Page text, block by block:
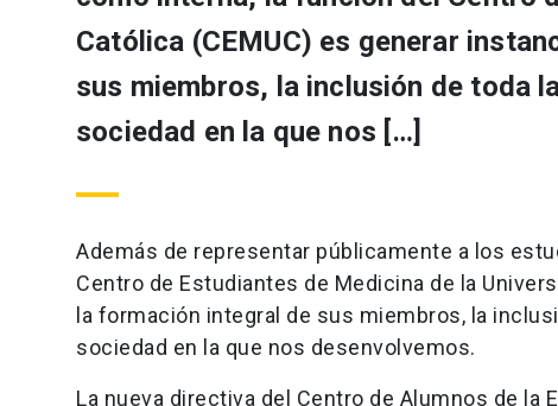
Católica (CEMUC) es generar
sus miembros, la inclusión de toda
sociedad en la que nos […]
Además de representar públicamente a los
Centro de Estudiantes de Medicina de la
la formación integral de sus miembros, la
sociedad en la que nos desenvolvemos.
La nueva directiva del Centro de Alumnos de la